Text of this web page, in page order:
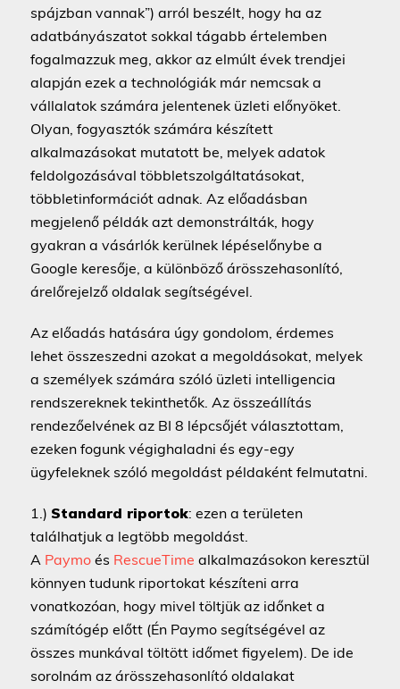
spájzban vannak”) arról beszélt, hogy ha az
adatbányászatot sokkal tágabb értelemben
fogalmazzuk meg, akkor az elmúlt évek trendjei
alapján ezek a technológiák már nemcsak a
vállalatok számára jelentenek üzleti előnyöket.
Olyan, fogyasztók számára készített
alkalmazásokat mutatott be, melyek adatok
feldolgozásával többletszolgáltatásokat,
többletinformációt adnak. Az előadásban
megjelenő példák azt demonstrálták, hogy
gyakran a vásárlók kerülnek lépéselőnybe a
Google keresője, a különböző árösszehasonlító,
árelőrejelző oldalak segítségével.
Az előadás hatására úgy gondolom, érdemes
lehet összeszedni azokat a megoldásokat, melyek
a személyek számára szóló üzleti intelligencia
rendszereknek tekinthetők. Az összeállítás
rendezőelvének az BI 8 lépcsőjét választottam,
ezeken fogunk végighaladni és egy-egy
ügyfeleknek szóló megoldást példaként felmutatni.
1.) Standard riportok: ezen a területen
találhatjuk a legtöbb megoldást.
A Paymoés RescueTime alkalmazásokon keresztül
könnyen tudunk riportokat készíteni arra
vonatkozóan, hogy mivel töltjük az időnket a
számítógép előtt (Én Paymo segítségével az
összes munkával töltött időmet figyelem). De ide
sorolnám az árösszehasonlító oldalakat